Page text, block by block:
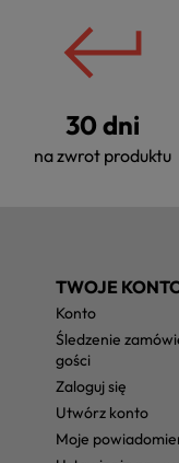
30 dni
na zwrot produktu
TWOJE
konto
śledzenie zamówień
gości
zaloguj się
utwórz konto
moje